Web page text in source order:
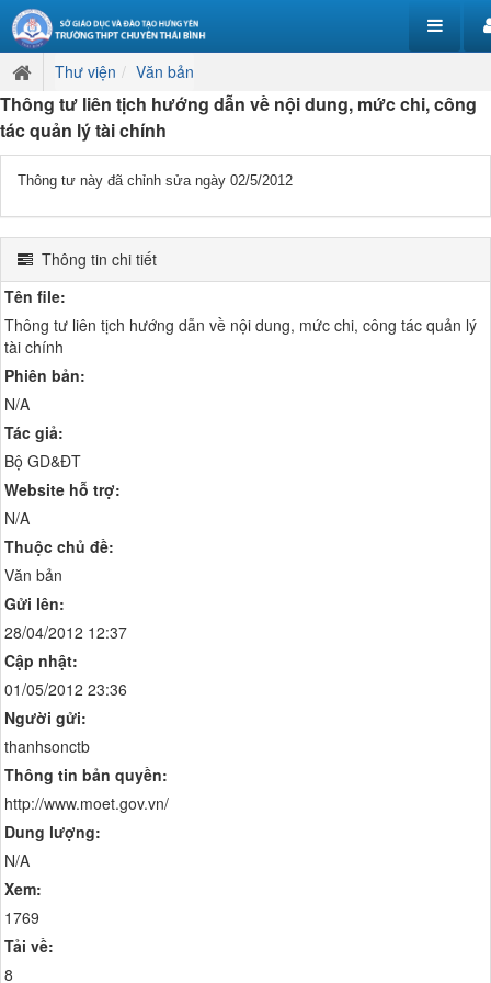
Thư viện Văn bản
Thông tư liên tịch hướng dẫn về nội dung, mức chi, công
tác quản lý tài chính
Thông tư này đã chỉnh sửa ngày 02/5/2012
Thông tin chi tiết
Tên file:
Thông tư liên tịch hướng dẫn về nội dung, mức chi, công tác quản lý
tài chính
Phiên bản:
N/A
Tác giả:
Bộ GD&ĐT
Website hỗ trợ:
N/A
Thuộc chủ đề:
Văn bản
Gửi lên:
28/04/2012 12:37
Cập nhật:
01/05/2012 23:36
Người gửi:
thanhsonctb
Thông tin bản quyền:
http://www.moet.gov.vn/
Dung lượng:
N/A
Xem:
1769
Tải về:
8